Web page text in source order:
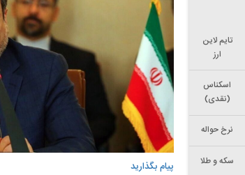
تایم لاین
ارز
اسکناس
(نقدی)
نرخ حواله
سکه و طلا پیام بگذارید